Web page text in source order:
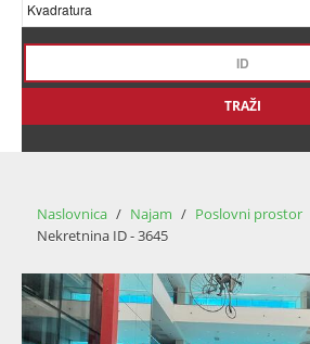
TRAŽI
Naslovnica / Najam / Poslovni prostor
Nekretnina ID - 3645